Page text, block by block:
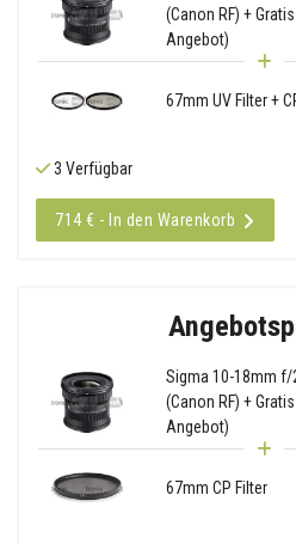
(Canon RF) +
Angebot)
67mm UV Filter +
3 Verfügbar
714 € - In den Warenkorb
Sigma 10-18mm f/
(Canon RF) +
Angebot)
67mm CP Filter